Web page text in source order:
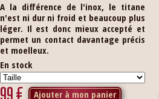
A la différence de l'inox, le titane
n'est ni dur ni froid et beaucoup plus
léger. Il est donc mieux accepté et
permet un contact davantage précis
et moelleux.
En stock
99€ Ajouter à mon panier